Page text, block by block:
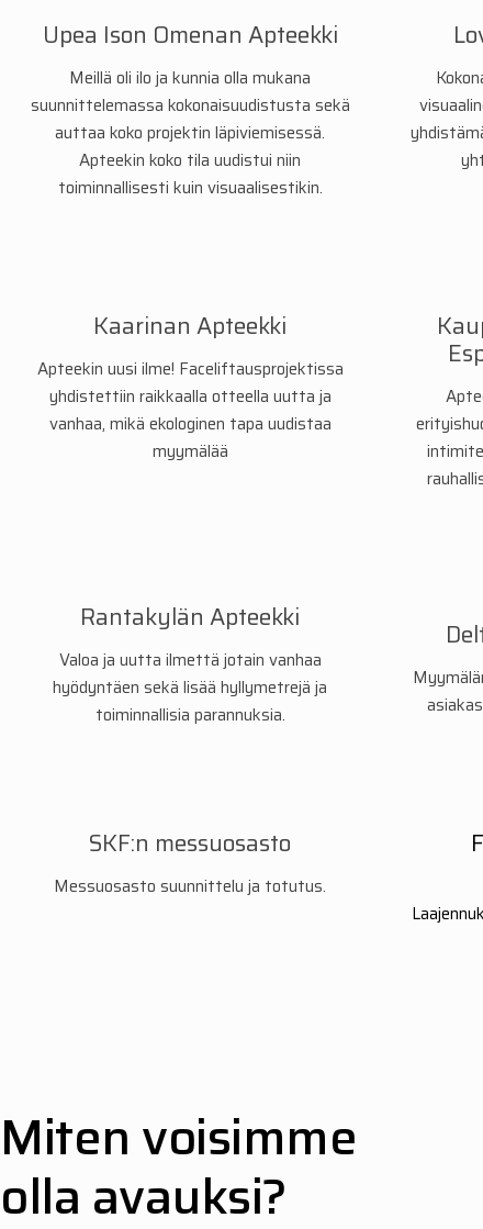
Upea Ison Omenan Apteekki
Meillä oli ilo ja kunnia olla mukana
suunnittelemassa kokonaisuudistusta sekä
auttaa koko projektin läpiviemisessä.
Apteekin koko tila uudistui niin
toiminnallisesti kuin visuaalisestikin.
Kaarinan Apteekki
Apteekin uusi ilme! Faceliftausprojektissa
yhdistettiin raikkaalla otteella uutta ja
vanhaa, mikä ekologinen tapa uudistaa
myymälää
Rantakylän Apteekki
Valoa ja uutta ilmettä jotain vanhaa
hyödyntäen sekä lisää hyllymetrejä ja
toiminnallisia parannuksia.
SKF:n messuosasto
Messuosasto suunnittelu ja totutus.
Miten voisimme
olla avauksi?